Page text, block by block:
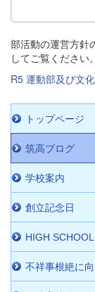
部活動の運営方針
してご覧ください。
R5 運動部及び文
トップページ
筑高ブログ
学校案内
創立記念日
HIGH
不祥事根絶に